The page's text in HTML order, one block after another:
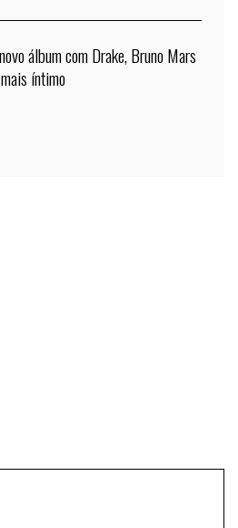
álbum com Drake, Bruno Mars
íntimo